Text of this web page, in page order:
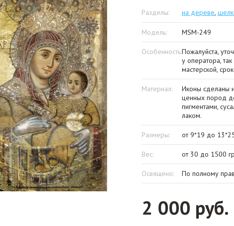
Разделы: на дереве,
Модель: MSM-249
Особенность:Пожалуйста,
у оператора,
мастерской,
Материал:
Иконы сделаны
ценных пород
пигментами,
лаком.
Размеры: от 9*19 до
Вес: от 30 до 1500
Освящено: По полному
2 000 руб.